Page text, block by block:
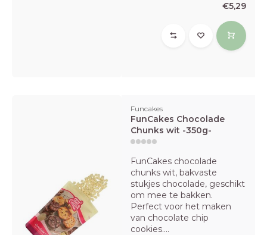
€5,29
Funcakes
FunCakes Chocolade
Chunks wit -350g-
FunCakes chocolade
chunks wit, bakvaste
stukjes chocolade, geschikt
om mee te bakken.
Perfect voor het maken
van chocolate chip
cookies....